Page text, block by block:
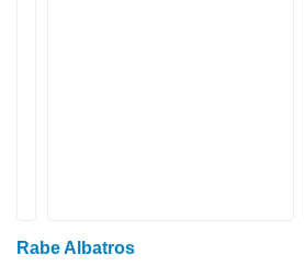
Rabe Albatros